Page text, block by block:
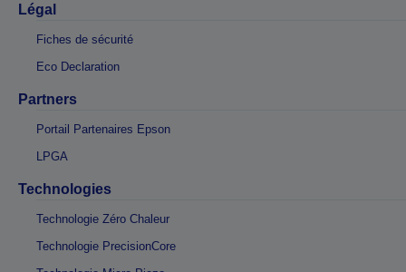
Légal
Fiches de sécurité
Eco Declaration
Partners
Portail Partenaires Epson
LPGA
Technologies
Technologie Zéro Chaleur
Technologie PrecisionCore